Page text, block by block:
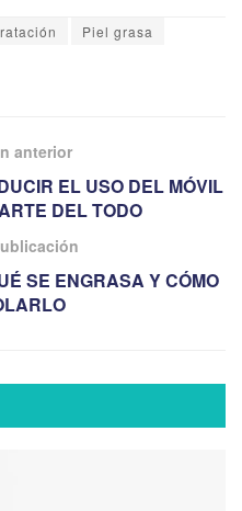
Piel grasa
anterior
EL USO DEL MÓVIL
DEL TODO
SE ENGRASA Y CÓMO